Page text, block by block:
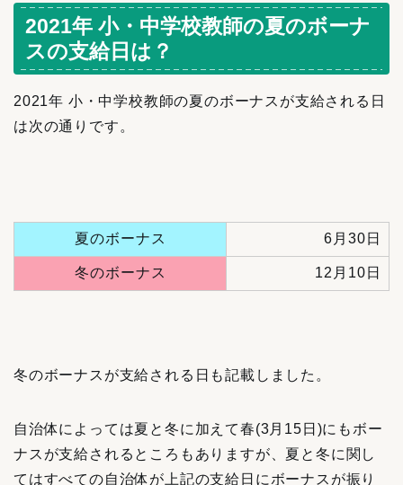
2021年 小・中学校教師の夏のボーナ
スの支給日は？
2021年 小・中学校教師の夏のボーナスが支給される日
は次の通りです。
夏のボーナス 6月30日
冬のボーナス 12月10日
冬のボーナスが支給される日も記載しました。
自治体によっては夏と冬に加えて春(3月15日)にもボー
ナスが支給されるところもありますが、夏と冬に関し
てはすべての自治体が上記の支給日にボーナスが振り